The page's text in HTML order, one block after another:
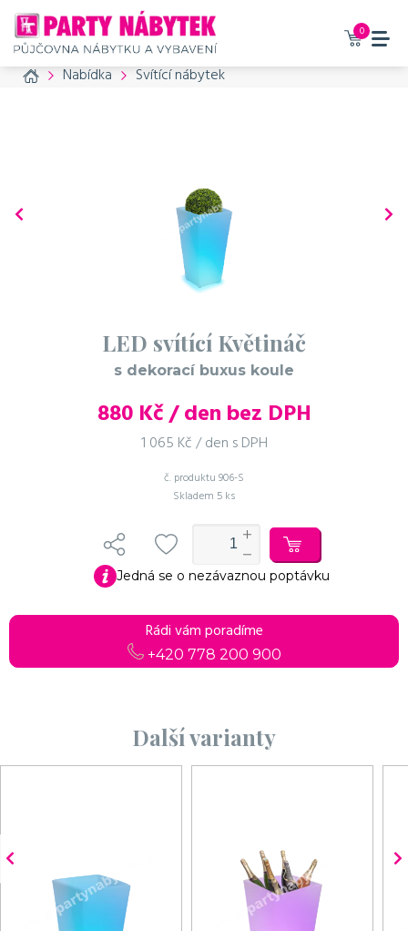
0
Home Nabídka Svítící nábytek
LED svítící Květináč
s dekorací buxus koule
880Kč / den bez DPH
1 065 Kč / den s DPH
č. produktu 906-S
Skladem 5 ks
Jedná se o nezávaznou poptávku
Rádi vám poradíme
+420 778 200 900
Další varianty